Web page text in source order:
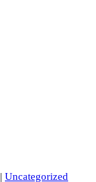
| Uncategorized